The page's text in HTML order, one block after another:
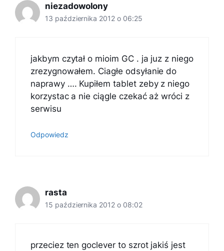
niezadowolony
13 października 2012 o 06:25
jakbym czytał o mioim GC . ja juz z niego
zrezygnowałem. Ciagłe odsyłanie do
naprawy …. Kupiłem tablet zeby z niego
korzystac a nie ciągle czekać aż wróci z
serwisu
Odpowiedz
rasta
15 października 2012 o 08:02
przeciez ten goclever to szrot jakiś jest